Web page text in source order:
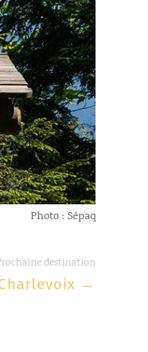
Photo : Sépaq
destination
→